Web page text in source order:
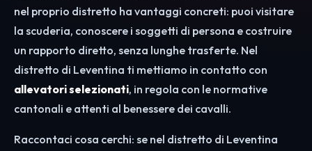
nel proprio distretto ha vantaggi concreti: puoi visitare
la scuderia, conoscere i soggetti di persona e costruire
un rapporto diretto, senza lunghe trasferte. Nel
distretto di Leventina ti mettiamo in contatto con
allevatori selezionati, in regola con le normative
cantonali e attenti al benessere dei cavalli.
Raccontaci cosa cerchi: se nel distretto di Leventina